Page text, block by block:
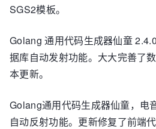
SGS2模板。
Golang 通用代码生成器仙童
据库自动发射功能。大大完善了
本更新。
Golang通用代码生成器仙童，电
自动反射功能。更新修复了前端